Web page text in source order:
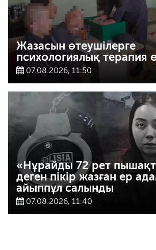
Жазасын өтеушілерге
психологиялық терапия
07.08.2026, 11:50
«Нұрайды 72 рет
деген пікір жазған ер
айыппұл салынды
07.08.2026, 11:40